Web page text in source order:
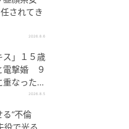
されてき
2026.8.6
ス」１５歳
電撃婚 ９
なった生
2026.8.5
“不倫
役で光る